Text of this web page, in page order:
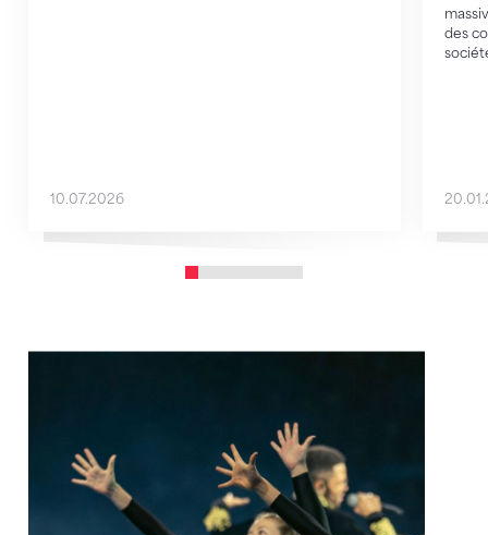
10.07.2026
des